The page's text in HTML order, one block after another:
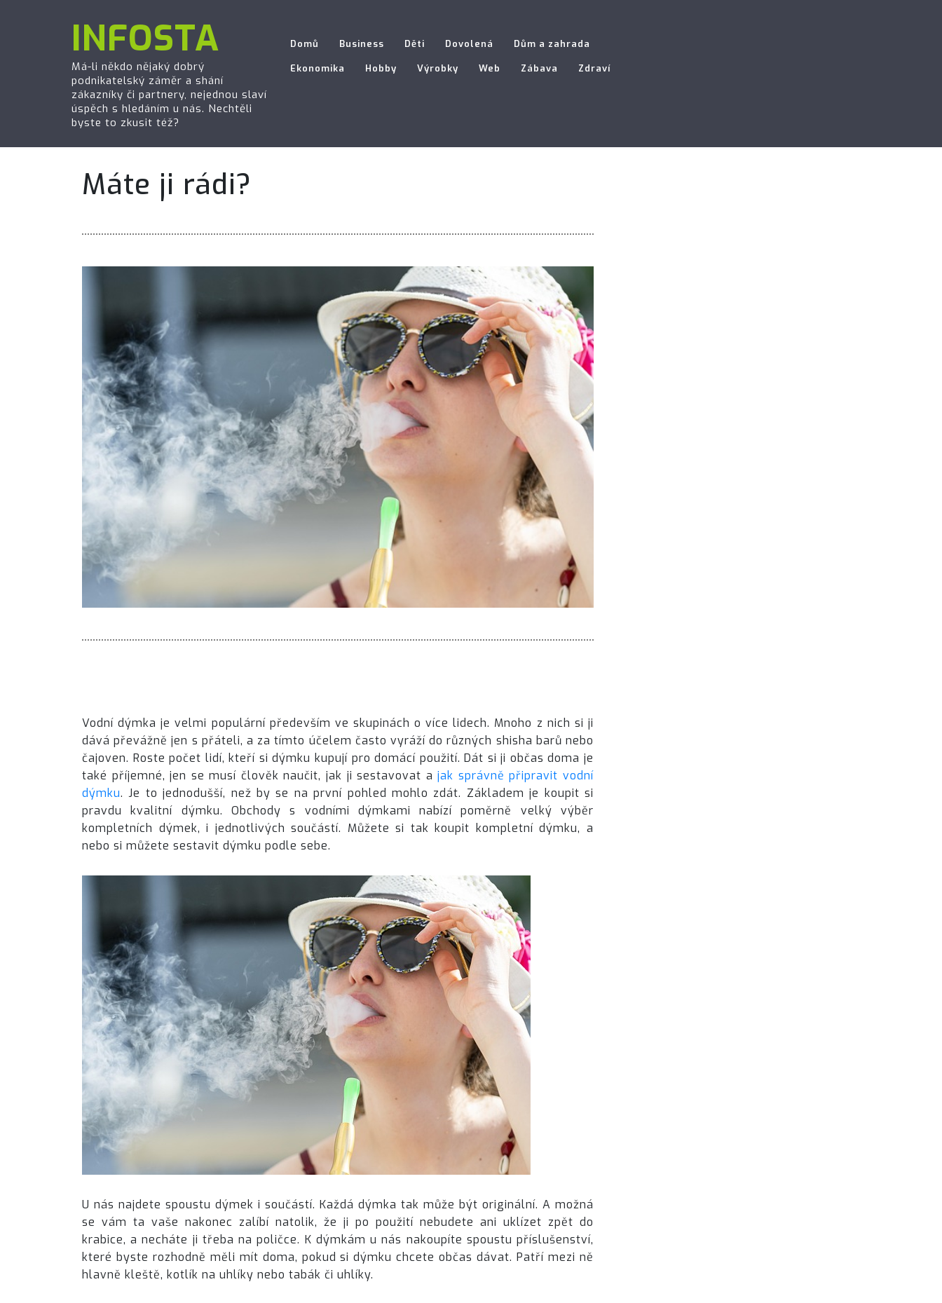
INFOSTA
Má-li někdo nějaký dobrý
podnikatelský záměr a shání
zákazníky či partnery, nejednou slaví
úspěch s hledáním u nás. Nechtěli
byste to zkusit též?
Domů Business Děti Dovolená Dům a zahrada
Ekonomika Hobby Výrobky Web Zábava Zdraví
Máte ji rádi?
Vodní dýmka je velmi populární především ve skupinách o více lidech. Mnoho z nich si ji
dává převážně jen s přáteli, a za tímto účelem často vyráží do různých shisha barů nebo
čajoven. Roste počet lidí, kteří si dýmku kupují pro domácí použití. Dát si ji občas doma je
také příjemné, jen se musí člověk naučit, jak ji sestavovat ajak správně připravit vodní
dýmku. Je to jednodušší, než by se na první pohled mohlo zdát. Základem je koupit si
pravdu kvalitní dýmku. Obchody s vodními dýmkami nabízí poměrně velký výběr
kompletních dýmek, i jednotlivých součástí. Můžete si tak koupit kompletní dýmku, a
nebo si můžete sestavit dýmku podle sebe.
U nás najdete spoustu dýmek i součástí. Každá dýmka tak může být originální. A možná
se vám ta vaše nakonec zalíbí natolik, že ji po použití nebudete ani uklízet zpět do
krabice, a necháte ji třeba na poličce. K dýmkám u nás nakoupíte spoustu příslušenství,
které byste rozhodně měli mít doma, pokud si dýmku chcete občas dávat. Patří mezi ně
hlavně kleště, kotlík na uhlíky nebo tabák či uhlíky.